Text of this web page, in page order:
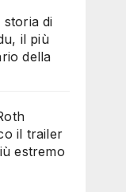
storia di
il più
della
il trailer
estremo